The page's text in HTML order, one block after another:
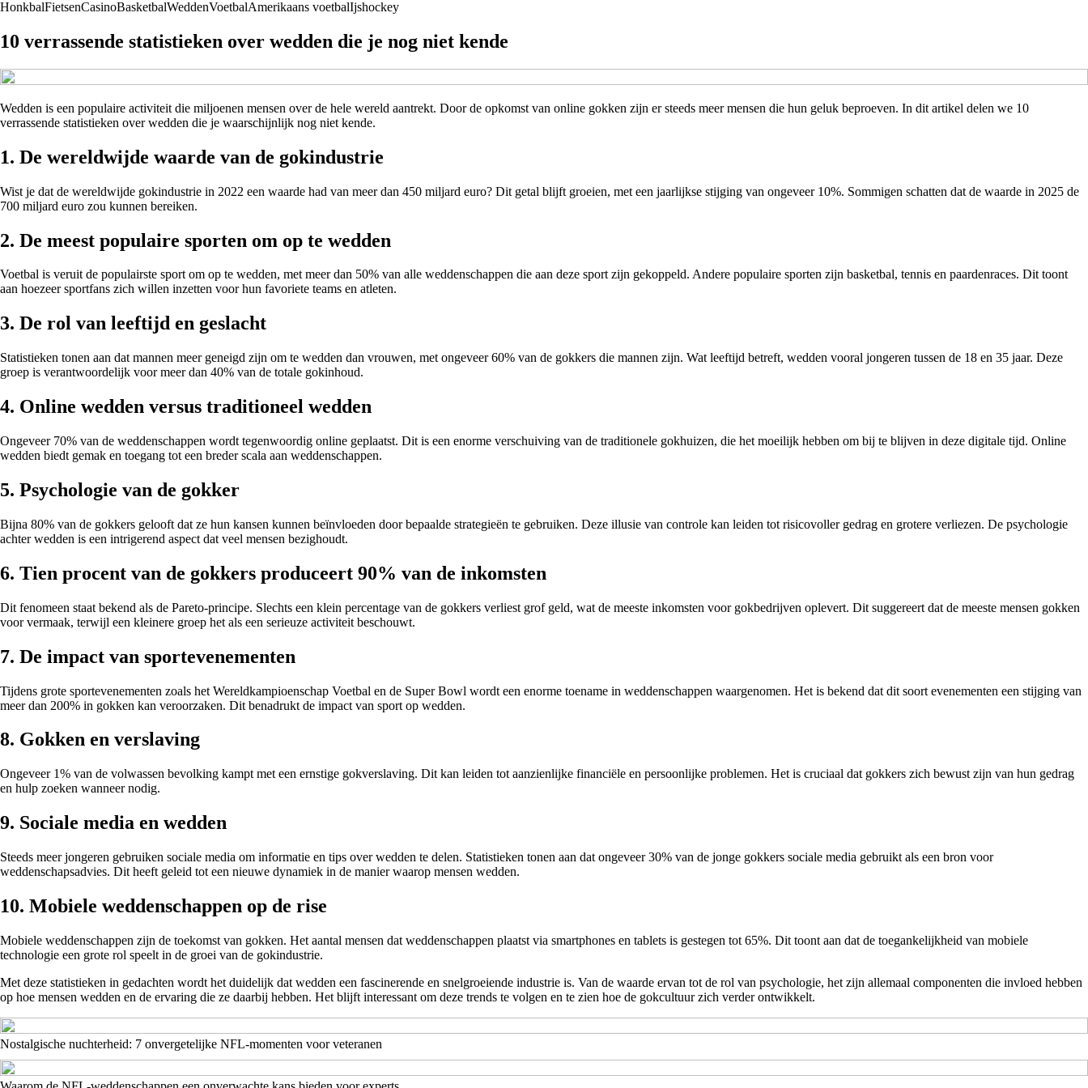
HonkbalFietsenCasinoBasketbalWeddenVoetbalAmerikaans voetbalIjshockey
10 verrassende statistieken over wedden die je nog niet kende
Wedden is een populaire activiteit die miljoenen mensen over de hele wereld aantrekt. Door de opkomst van online gokken zijn er steeds meer mensen die hun geluk beproeven. In dit artikel delen we 10
verrassende statistieken over wedden die je waarschijnlijk nog niet kende.
1. De wereldwijde waarde van de gokindustrie
Wist je dat de wereldwijde gokindustrie in 2022 een waarde had van meer dan 450 miljard euro? Dit getal blijft groeien, met een jaarlijkse stijging van ongeveer 10%. Sommigen schatten dat de waarde in 2025 de
700 miljard euro zou kunnen bereiken.
2. De meest populaire sporten om op te wedden
Voetbal is veruit de populairste sport om op te wedden, met meer dan 50% van alle weddenschappen die aan deze sport zijn gekoppeld. Andere populaire sporten zijn basketbal, tennis en paardenraces. Dit toont
aan hoezeer sportfans zich willen inzetten voor hun favoriete teams en atleten.
3. De rol van leeftijd en geslacht
Statistieken tonen aan dat mannen meer geneigd zijn om te wedden dan vrouwen, met ongeveer 60% van de gokkers die mannen zijn. Wat leeftijd betreft, wedden vooral jongeren tussen de 18 en 35 jaar. Deze
groep is verantwoordelijk voor meer dan 40% van de totale gokinhoud.
4. Online wedden versus traditioneel wedden
Ongeveer 70% van de weddenschappen wordt tegenwoordig online geplaatst. Dit is een enorme verschuiving van de traditionele gokhuizen, die het moeilijk hebben om bij te blijven in deze digitale tijd. Online
wedden biedt gemak en toegang tot een breder scala aan weddenschappen.
5. Psychologie van de gokker
Bijna 80% van de gokkers gelooft dat ze hun kansen kunnen beïnvloeden door bepaalde strategieën te gebruiken. Deze illusie van controle kan leiden tot risicovoller gedrag en grotere verliezen. De psychologie
achter wedden is een intrigerend aspect dat veel mensen bezighoudt.
6. Tien procent van de gokkers produceert 90% van de inkomsten
Dit fenomeen staat bekend als de Pareto-principe. Slechts een klein percentage van de gokkers verliest grof geld, wat de meeste inkomsten voor gokbedrijven oplevert. Dit suggereert dat de meeste mensen gokken
voor vermaak, terwijl een kleinere groep het als een serieuze activiteit beschouwt.
7. De impact van sportevenementen
Tijdens grote sportevenementen zoals het Wereldkampioenschap Voetbal en de Super Bowl wordt een enorme toename in weddenschappen waargenomen. Het is bekend dat dit soort evenementen een stijging van
meer dan 200% in gokken kan veroorzaken. Dit benadrukt de impact van sport op wedden.
8. Gokken en verslaving
Ongeveer 1% van de volwassen bevolking kampt met een ernstige gokverslaving. Dit kan leiden tot aanzienlijke financiële en persoonlijke problemen. Het is cruciaal dat gokkers zich bewust zijn van hun gedrag
en hulp zoeken wanneer nodig.
9. Sociale media en wedden
Steeds meer jongeren gebruiken sociale media om informatie en tips over wedden te delen. Statistieken tonen aan dat ongeveer 30% van de jonge gokkers sociale media gebruikt als een bron voor
weddenschapsadvies. Dit heeft geleid tot een nieuwe dynamiek in de manier waarop mensen wedden.
10. Mobiele weddenschappen op de rise
Mobiele weddenschappen zijn de toekomst van gokken. Het aantal mensen dat weddenschappen plaatst via smartphones en tablets is gestegen tot 65%. Dit toont aan dat de toegankelijkheid van mobiele
technologie een grote rol speelt in de groei van de gokindustrie.
Met deze statistieken in gedachten wordt het duidelijk dat wedden een fascinerende en snelgroeiende industrie is. Van de waarde ervan tot de rol van psychologie, het zijn allemaal componenten die invloed hebben
op hoe mensen wedden en de ervaring die ze daarbij hebben. Het blijft interessant om deze trends te volgen en te zien hoe de gokcultuur zich verder ontwikkelt.
Nostalgische nuchterheid: 7 onvergetelijke NFL-momenten voor veteranen